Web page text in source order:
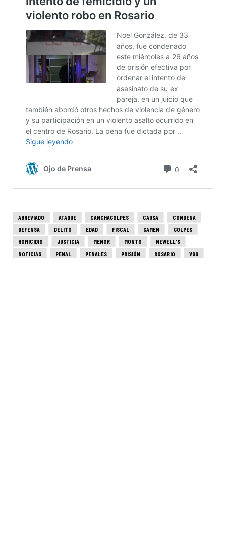
ABREVIADO ATAQUE CANCHAGOLPES CAUSA
CONDENA
DEFENSA
DELITO EDAD FISCAL GAMEN
GOLPES
HOMICIDIO
JUSTICIA MENOR MONTO
NEWELL'S
NOTICIAS
PENAL PENALES PRISIÓN ROSARIO
VGG